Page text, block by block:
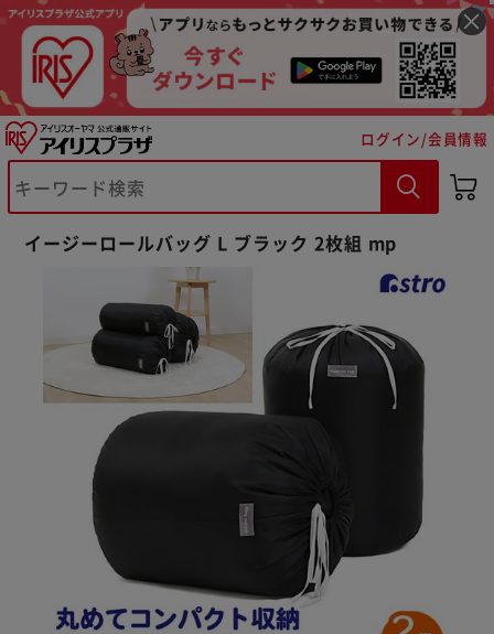
ログイン/会員情報
イージーロールバッグ L ブラック 2枚組 mp
※ご確認ください